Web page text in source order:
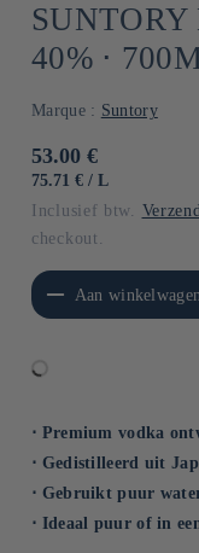
40% ⋅
Marque : Suntory
Normale
prijs
53.00 €
EENHEIDSPRIJS
75.71 € / PER
L
Inclusief btw.
checkout.
voor Default
Title
Aan
⋅ Premium vodka
⋅ Gedistilleerd uit
⋅ Gebruikt puur
⋅ Ideaal puur of in